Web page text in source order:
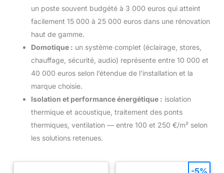
un poste souvent budgété à 3 000 euros qui atteint
facilement 15 000 à 25 000 euros dans une rénovation
haut de gamme.
Domotique : un système complet (éclairage, stores,
chauffage, sécurité, audio) représente entre 10 000 et
40 000 euros selon l’étendue de l’installation et la
marque choisie.
Isolation et performance énergétique : isolation
thermique et acoustique, traitement des ponts
thermiques, ventilation — entre 100 et 250 €/m² selon
les solutions retenues.